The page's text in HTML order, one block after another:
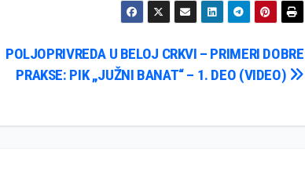
POLJOPRIVREDA U BELOJ CRKVI – PRIMERI DOBRE
PRAKSE: PIK „JUŽNI BANAT“ – 1. DEO (VIDEO)